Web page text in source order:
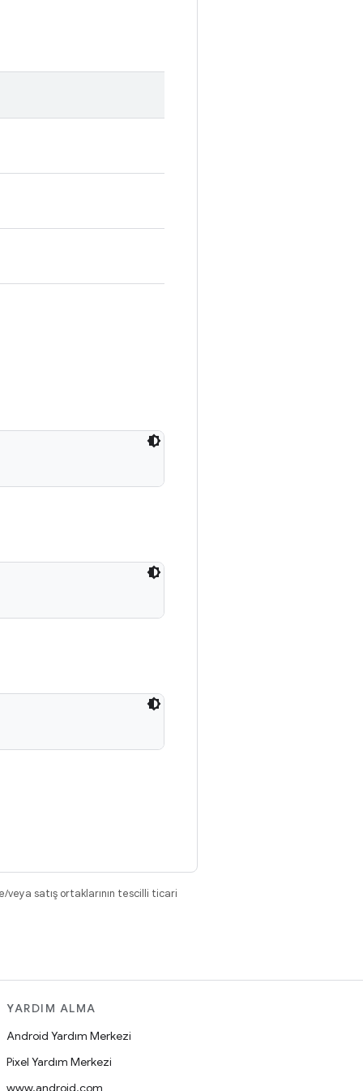
satış ortaklarının tescilli ticari
YARDIM ALMA
Android Yardım Merkezi
Pixel Yardım Merkezi
www.android.com